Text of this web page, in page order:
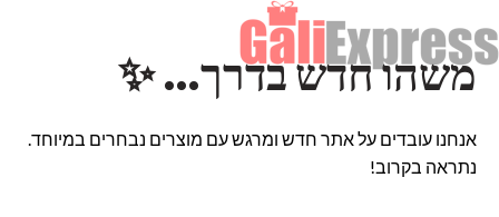
משהו חדש בדרך… ✨
אנחנו עובדים על אתר חדש ומרגש עם מוצרים נבחרים במיוחד.
נתראה בקרוב!